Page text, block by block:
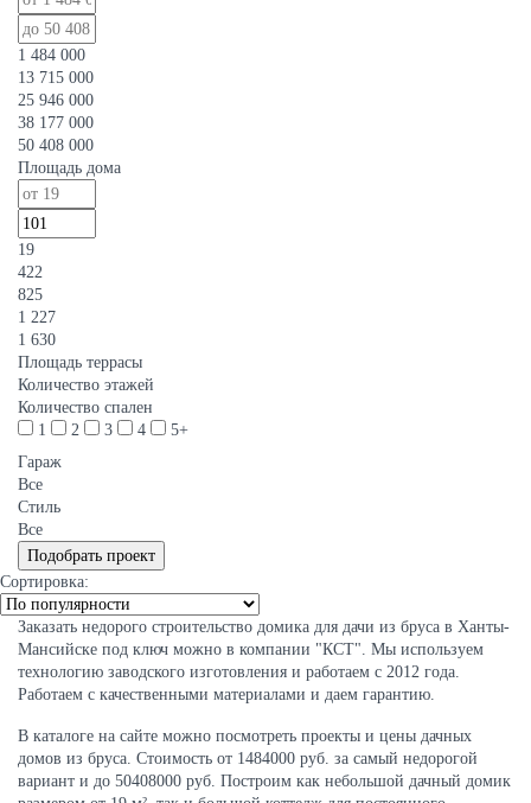
1 484 000
13 715 000
25 946 000
38 177 000
50 408 000
Площадь дома
19
422
825
1 227
1 630
Площадь террасы
Количество этажей
Количество спален
1
2 3 4
5+
Гараж
Все
Стиль
Все
Сортировка:
Заказать недорого строительство домика для дачи из бруса в Ханты-
Мансийске под ключ можно в компании "КСТ". Мы используем
технологию заводского изготовления и работаем с 2012 года.
Работаем с качественными материалами и даем гарантию.
В каталоге на сайте можно посмотреть проекты и цены дачных
домов из бруса. Стоимость от 1484000 руб. за самый недорогой
вариант и до 50408000 руб. Построим как небольшой дачный домик